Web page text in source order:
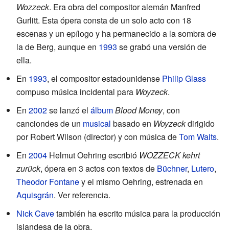
Wozzeck. Era obra del compositor alemán Manfred
Gurlitt. Esta ópera consta de un solo acto con 18
escenas y un epílogo y ha permanecido a la sombra de
la de Berg, aunque en 1993 se grabó unaversión de
ella.
En 1993, el compositor estadounidense Philip Glass
compuso música incidental para Woyzeck.
En 2002se lanzó el álbumBlood Money, con
canciondes de un musical basado en Woyzeckdirigido
por Robert Wilson (director) y con música deTom Waits.
En 2004 Helmut Oehring escribió WOZZECK kehrt
zurück, ópera en 3 actos con textos de Büchner, Lutero,
Theodor Fontaney el mismo Oehring, estrenada en
Aquisgrán. Ver referencia.
Nick Cavetambién ha escrito música para la producción
islandesa de la obra.